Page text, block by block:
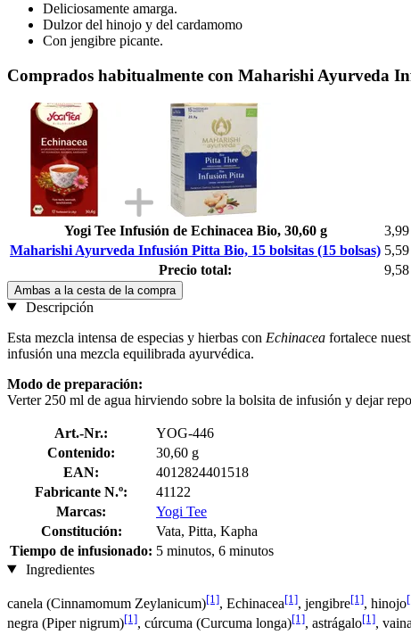
Deliciosamente amarga.
Dulzor del hinojo y del cardamomo
Con jengibre picante.
Comprados habitualmente con Maharishi Ayurveda
Yogi Tee Infusión de Echinacea Bio, 30,60 g
Maharishi Ayurveda Infusión Pitta Bio, 15 bolsitas (15 bolsas)
Precio total:
Ambas a la cesta de la compra
Descripción
Esta mezcla intensa de especias y hierbas con Echinacea fortalece
infusión una mezcla equilibrada ayurvédica.
Modo de preparación:
Verter 250 ml de agua hirviendo sobre la bolsita de infusión y dejar
Art.-Nr.:
YOG-446
Contenido:
30,60 g
EAN:
4012824401518
Fabricante N.º:
41122
Marcas:
Yogi Tee
Constitución:
Vata, Pitta, Kapha
Tiempo de infusionado: 5 minutos, 6 minutos
Ingredientes
canela (Cinnamomum Zeylanicum)[1], Echinacea[1], jengibre[1], hinojo
negra (Piper nigrum)[1], cúrcuma (Curcuma longa)[1], astrágalo[1],